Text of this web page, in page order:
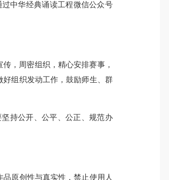
中华经典诵读工程微信公众号
，周密组织，精心安排赛事，
组织发动工作，鼓励师生、群
持公开、公平、公正、规范办
原创性与真实性，禁止使用人